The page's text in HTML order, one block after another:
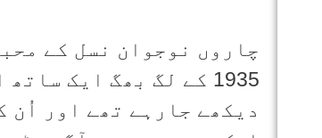
چاروں نوجوان نسل کے
1935 کے لگ بھگ ایک
دیکھے جارہے تھے اور اُن